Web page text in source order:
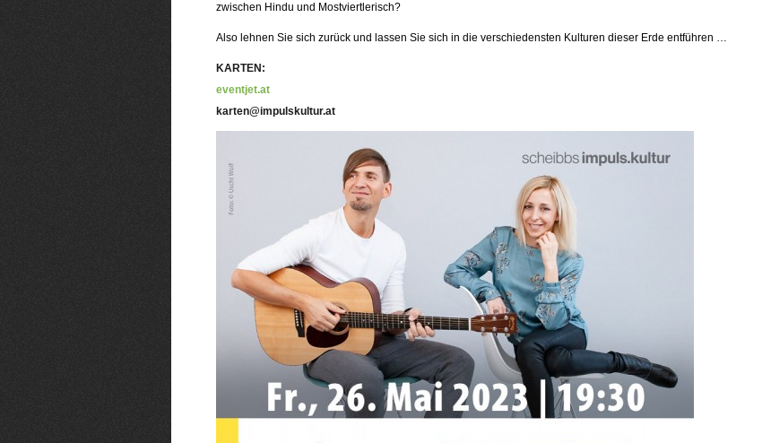
zwischen Hindu und Mostviertlerisch?
Also lehnen Sie sich zurück und lassen Sie sich in die verschiedensten Kulturen dieser Erde entführen …
KARTEN:
eventjet.at
karten@impulskultur.at